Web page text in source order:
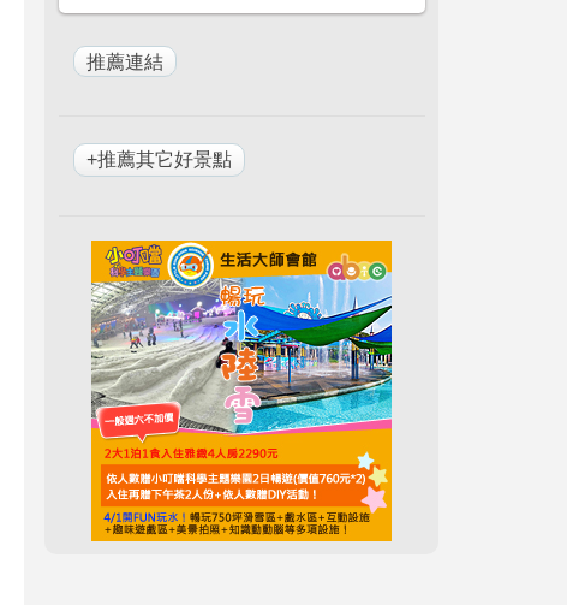
+推薦其它好景點